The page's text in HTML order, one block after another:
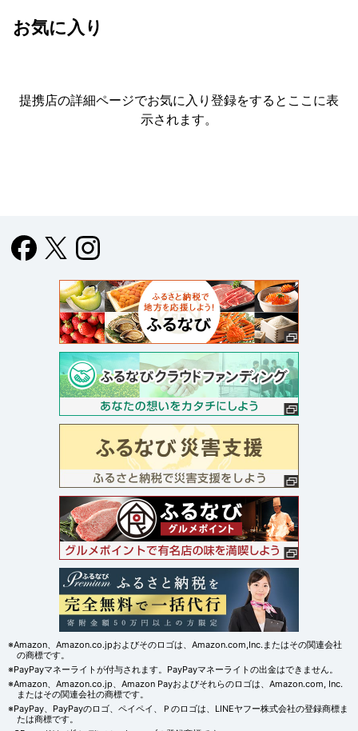
お気に入り
提携店の詳細ページでお気に入り登録をすると ここに表
示されます。
※Amazon、Amazon.co.jpおよびそのロゴは、Amazon.com,Inc.またはその関連会社
の商標です。
※PayPayマネーライトが付与されます。PayPayマネーライトの出金はできません。
※Amazon、Amazon.co.jp、Amazon Payおよびそれらのロゴは、Amazon.com, Inc.
またはその関連会社の商標です。
※PayPay、PayPayのロゴ、ペイペイ、Ｐのロゴは、LINEヤフー株式会社の登録商標ま
たは商標です。